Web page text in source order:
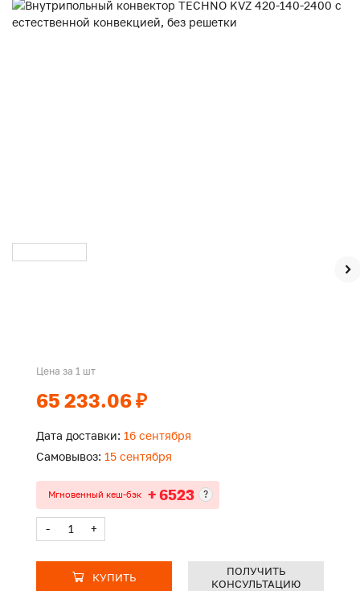
Цена за 1 шт
65 233.06 ₽
Дата доставки: 16 сентября
Самовывоз: 15 сентября
Мгновенный кеш-бэк + 6523 ?
- +
КУПИТЬ
ПОЛУЧИТЬ
КОНСУЛЬТАЦИЮ